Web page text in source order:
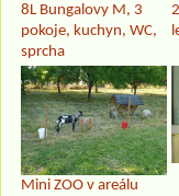
8L Bungalovy M, 3
pokoje, kuchyn, WC,
sprcha
Mini ZOO v areálu